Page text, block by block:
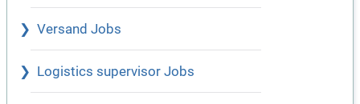
Versand Jobs
Logistics supervisor Jobs